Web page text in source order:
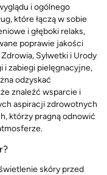
i ogólnego
które łączą w sobie
i głęboki relaks,
poprawie jakości
Sylwetki i Urody
i zabiegi pielęgnacyjne,
odzyskać
znaleźć wsparcie i
aspiracji zdrowotnych
którzy pragną odnowić
skóry przed